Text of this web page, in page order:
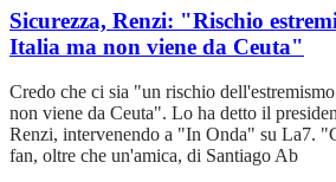
Sicurezza, Renzi: "Rischio
Italia ma non viene da Ceuta"
Credo che ci sia "un rischio
non viene da Ceuta". Lo ha detto il
Renzi, intervenendo a "In Onda" su La7.
fan, oltre che un'amica, di Santiago Ab